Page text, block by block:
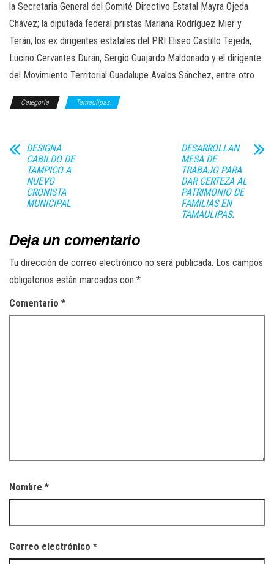
la Secretaria General del Comité Directivo Estatal Mayra Ojeda
Chávez; la diputada federal priistas Mariana Rodríguez Mier y
Terán; los ex dirigentes estatales del PRI Eliseo Castillo Tejeda,
Lucino Cervantes Durán, Sergio Guajardo Maldonado y el dirigente
del Movimiento Territorial Guadalupe Avalos Sánchez, entre otro
Categoría Tamaulipas
DESIGNA
CABILDO DE
TAMPICO A
NUEVO
CRONISTA
MUNICIPAL
DESARROLLAN
MESA DE
TRABAJO PARA
DAR CERTEZA AL
PATRIMONIO DE
FAMILIAS EN
TAMAULIPAS.
Deja un comentario
Tu dirección de correo electrónico no será publicada. Los campos
obligatorios están marcados con *
Comentario *
Nombre *
Correo electrónico *